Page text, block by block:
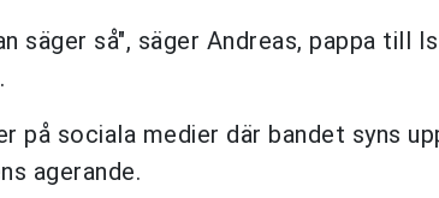
så", säger Andreas, pappa till
på sociala medier där bandet syns
agerande.